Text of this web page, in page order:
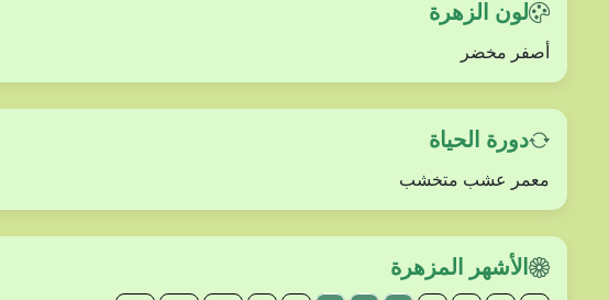
لون الزهرة
أصفر مخضر
دورة الحياة
معمر عشب متخشب
الأشهر المزهرة